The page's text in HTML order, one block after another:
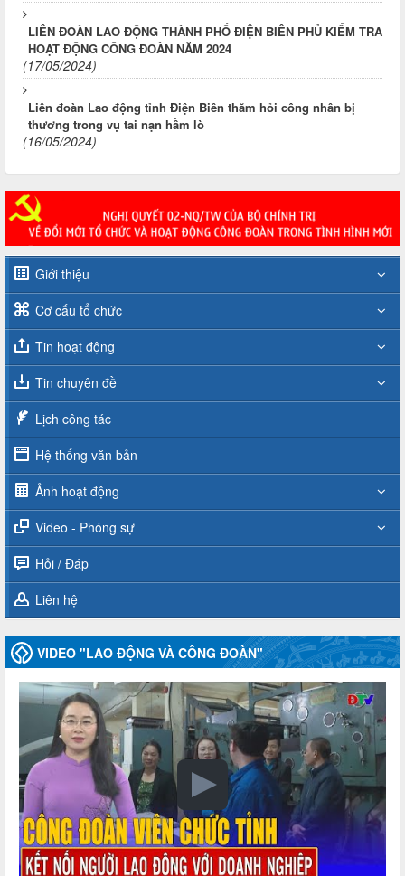
LIÊN ĐOÀN LAO ĐỘNG THÀNH PHỐ ĐIỆN BIÊN PHỦ KIỂM TRA
HOẠT ĐỘNG CÔNG ĐOÀN NĂM 2024
(17/05/2024)
Liên đoàn Lao động tỉnh Điện Biên thăm hỏi công nhân bị
thương trong vụ tai nạn hầm lò
(16/05/2024)
Giới thiệu
Cơ cấu tổ chức
Tin hoạt động
Tin chuyên đề
Lịch công tác
Hệ thống văn bản
Ảnh hoạt động
Video - Phóng sự
Hỏi / Đáp
Liên hệ
VIDEO "LAO ĐỘNG VÀ CÔNG ĐOÀN"